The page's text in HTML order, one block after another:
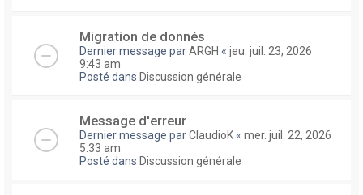
Migration de donnés
Dernier message parARGH « jeu. juil. 23, 2026
9:43 am
Posté dans Discussion générale
Message d'erreur
Dernier message parClaudioK « mer. juil. 22, 2026
5:33 am
Posté dans Discussion générale